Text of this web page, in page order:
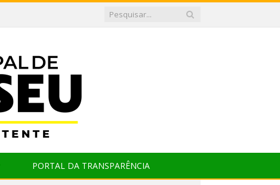
PORTAL DA TRANSPARÊNCIA